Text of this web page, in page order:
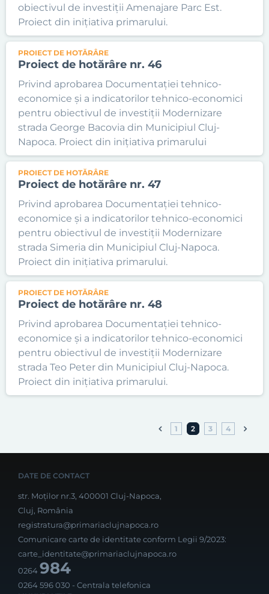
obiectivul de investiții Amenajare Parc Est.
Proiect din inițiativa primarului.
PROIECT DE HOTĂRÂRE
Proiect de hotărâre nr. 46
Privind aprobarea Documentației tehnico-
economice și a indicatorilor tehnico-economici
pentru obiectivul de investiții Modernizare
strada George Bacovia din Municipiul Cluj-
Napoca. Proiect din inițiativa primarului
PROIECT DE HOTĂRÂRE
Proiect de hotărâre nr. 47
Privind aprobarea Documentației tehnico-
economice și a indicatorilor tehnico-economici
pentru obiectivul de investiții Modernizare
strada Simeria din Municipiul Cluj-Napoca.
Proiect din inițiativa primarului.
PROIECT DE HOTĂRÂRE
Proiect de hotărâre nr. 48
Privind aprobarea Documentației tehnico-
economice și a indicatorilor tehnico-economici
pentru obiectivul de investiții Modernizare
strada Teo Peter din Municipiul Cluj-Napoca.
Proiect din inițiativa primarului.
1 2 3 4
DATE DE CONTACT
str. Moților nr.3, 400001 Cluj-Napoca,
Cluj, România
registratura@primariaclujnapoca.ro
Comunicare carte de identitate conform Legii 9/2023:
carte_identitate@primariaclujnapoca.ro
0264984
0264 596 030 - Centrala telefonica